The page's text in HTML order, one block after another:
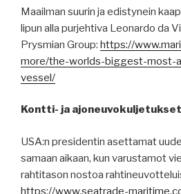
Maailman suurin ja edistynein
lipun alla purjehtiva Leonardo da
Prysmian Group: https://
more/the-worlds-biggest-most-
vessel/
Kontti- ja
USA:n presidentin asettamat
samaan aikaan, kun varustamot
rahtitason nostoa
https://www.seatrade-